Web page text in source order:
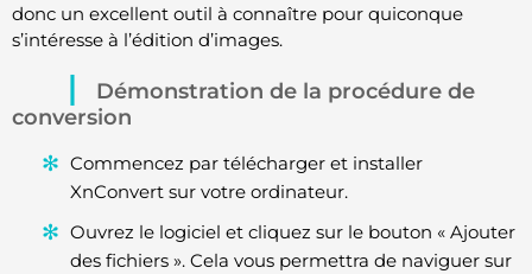
donc un excellent outil à connaître pour quiconque
s’intéresse à l’édition d’images.
Démonstration de la procédure de
conversion
Commencez par télécharger et installer
XnConvert sur votre ordinateur.
Ouvrez le logiciel et cliquez sur le bouton « Ajouter
des fichiers ». Cela vous permettra de naviguer sur